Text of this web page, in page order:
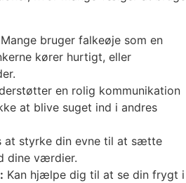
Mange bruger falkeøje som en
kører hurtigt, eller
en rolig kommunikation
at blive suget ind i andres
at styrke din evne til at sætte
dine værdier.
Kan hjælpe dig til at se din frygt i